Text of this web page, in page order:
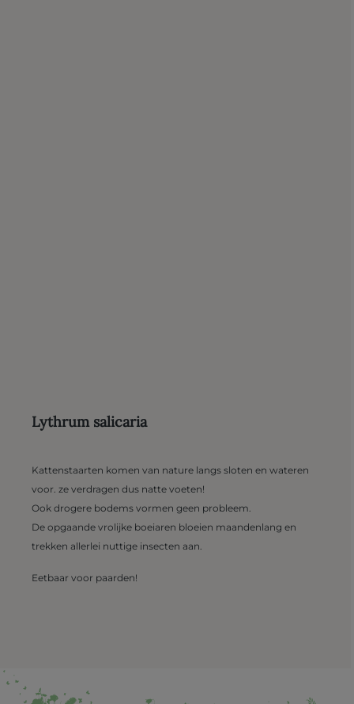
Lythrum salicaria
Kattenstaarten komen van nature langs sloten en wateren
voor. ze verdragen dus natte voeten!
Ook drogere bodems vormen geen probleem.
De opgaande vrolijke boeiaren bloeien maandenlang en
trekken allerlei nuttige insecten aan.
Eetbaar voor paarden!